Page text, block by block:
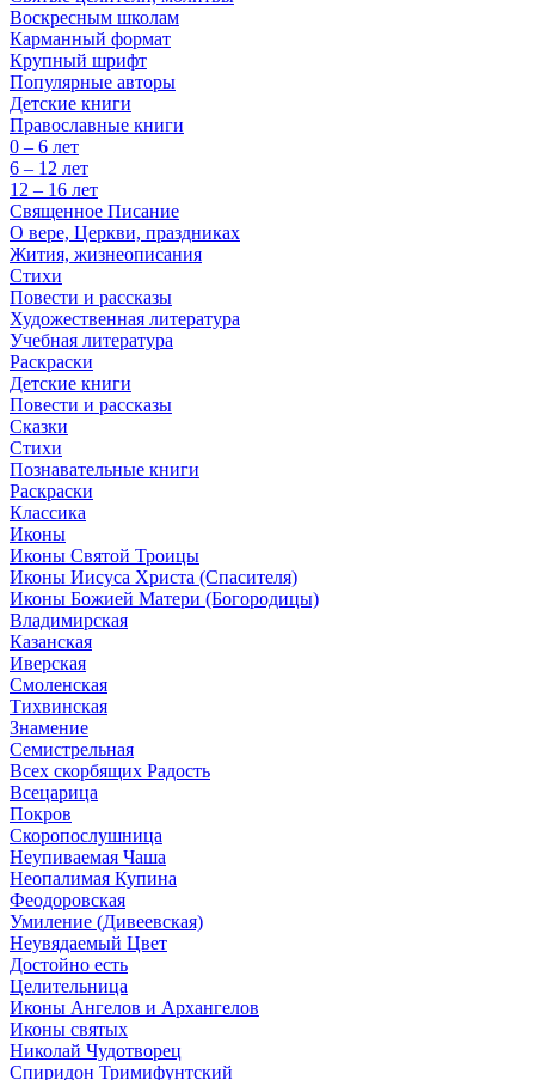
Воскресным школам
Карманный формат
Крупный шрифт
Популярные авторы
Детские книги
Православные книги
0 – 6 лет
6 – 12 лет
12 – 16 лет
Священное Писание
О вере, Церкви, праздниках
Жития, жизнеописания
Стихи
Повести и рассказы
Художественная литература
Учебная литература
Раскраски
Детские книги
Повести и рассказы
Сказки
Стихи
Познавательные книги
Раскраски
Классика
Иконы
Иконы Святой Троицы
Иконы Иисуса Христа (Спасителя)
Иконы Божией Матери (Богородицы)
Владимирская
Казанская
Иверская
Смоленская
Тихвинская
Знамение
Семистрельная
Всех скорбящих Радость
Всецарица
Покров
Скоропослушница
Неупиваемая Чаша
Неопалимая Купина
Феодоровская
Умиление (Дивеевская)
Неувядаемый Цвет
Достойно есть
Целительница
Иконы Ангелов и Архангелов
Иконы святых
Николай Чудотворец
Спиридон Тримифунтский